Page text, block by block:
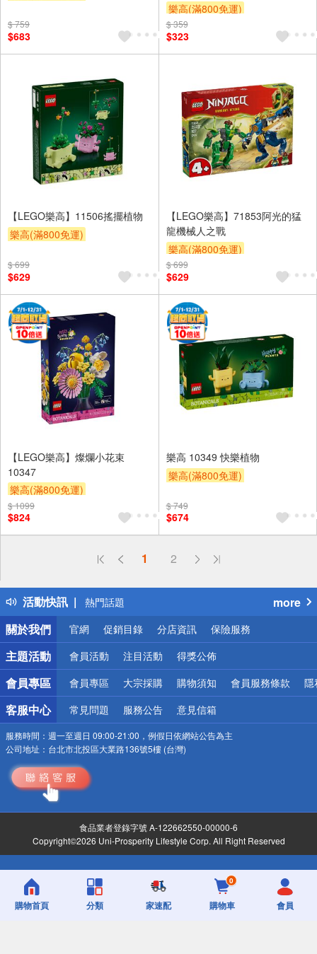
$ 759
$683
樂高(滿800免運)
$ 359
$323
【LEGO樂高】11506搖擺植物
樂高(滿800免運)
$ 699
$629
【LEGO樂高】71853阿光的猛
龍機械人之戰
樂高(滿800免運)
$ 699
$629
【LEGO樂高】燦爛小花束
10347
樂高(滿800免運)
$ 1099
$824
樂高 10349 快樂植物
樂高(滿800免運)
$ 749
$674
1 2
活動快訊
偏遠地區配送
得獎公告
熱門話題
銀行優惠
偏遠地區配送
詐騙網頁！請小心！
more
關於我們
官網 促銷目錄 分店資訊 保險服務
主題活動 會員活動 注目活動 得獎公佈
會員專區 會員專區 大宗採購 購物須知 會員服務條款 隱
客服中心 常見問題 服務公告 意見信箱
服務時間： 週一至週日 09:00-21:00，例假日依網站公告為主
公司地址： 台北市北投區大業路136號5樓 (台灣)
食品業者登錄字號 A-122662550-00000-6
Copyright©2026 Uni-Prosperity Lifestyle Corp. All Right Reserved
購物首頁 分類 家速配
0
購物車 會員